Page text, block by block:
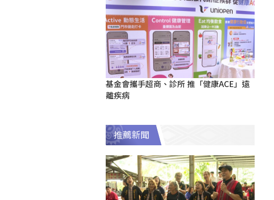
基金會攜手超商、診所 推「健康ACE」遠
離疾病
推薦新聞